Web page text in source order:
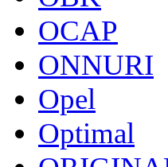
OCAP
ONNURI
Opel
Optimal